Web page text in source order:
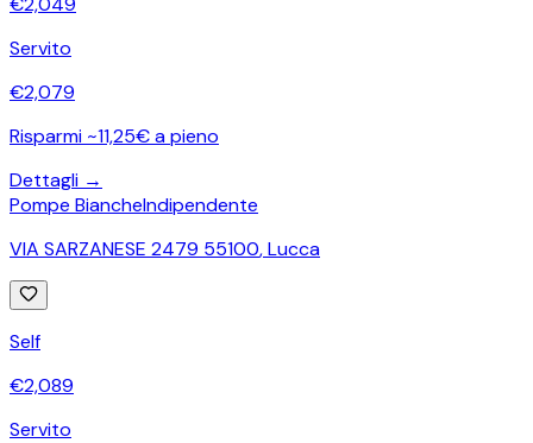
Servito
€2,079
Risparmi ~11,25€ a pieno
Dettagli →
Pompe BiancheIndipendente
VIA SARZANESE 2479 55100,Lucca
Self
€2,089
Servito